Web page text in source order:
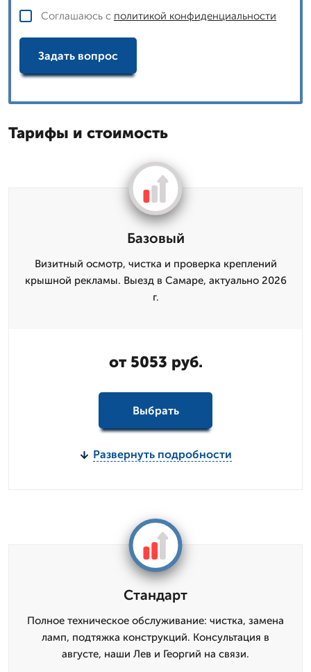
Соглашаюсь с политикой конфиденциальности
Задать вопрос
Тарифы и стоимость
Базовый
Визитный осмотр, чистка и проверка креплений
крышной рекламы. Выезд в Самаре, актуально 2026
г.
от 5053 руб.
Выбрать
Развернуть подробности
Стандарт
Полное техническое обслуживание: чистка, замена
ламп, подтяжка конструкций. Консультация в
августе, наши Лев и Георгий на связи.